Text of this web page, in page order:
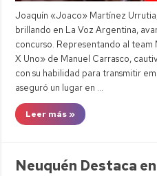
Joaquín «Joaco» Martínez
brillando en La Voz Argentina,
concurso. Representando al
X Uno» de Manuel Carrasco,
con su habilidad para transmitir
aseguró un lugar en …
Leer más »
Neuquén Destaca